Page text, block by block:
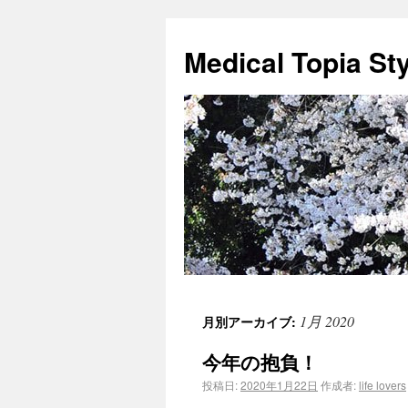
Medical Topia
月別アーカイブ: 1月 2020
今年の抱負！
投稿日:2020年1月22日 作成者: life lovers